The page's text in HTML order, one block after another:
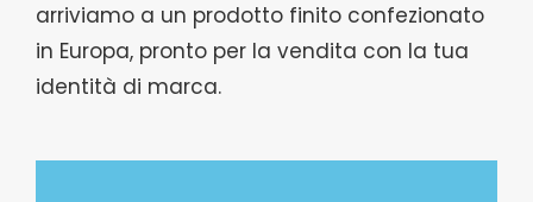
arriviamo a un prodotto finito confezionato
in Europa, pronto per la vendita con la tua
identità di marca.